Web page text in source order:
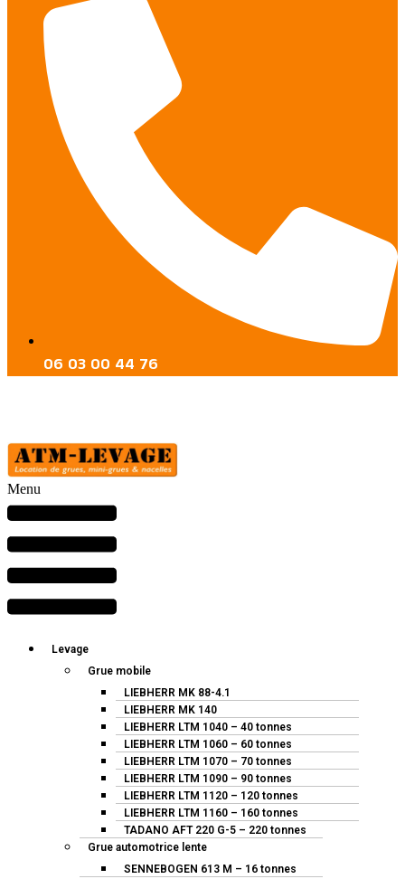
06 03 00 44 76
Menu
Levage
Grue mobile
LIEBHERR MK 88-4.1
LIEBHERR MK 140
LIEBHERR LTM 1040 – 40 tonnes
LIEBHERR LTM 1060 – 60 tonnes
LIEBHERR LTM 1070 – 70 tonnes
LIEBHERR LTM 1090 – 90 tonnes
LIEBHERR LTM 1120 – 120 tonnes
LIEBHERR LTM 1160 – 160 tonnes
TADANO AFT 220 G-5 – 220 tonnes
Grue automotrice lente
SENNEBOGEN 613 M – 16 tonnes